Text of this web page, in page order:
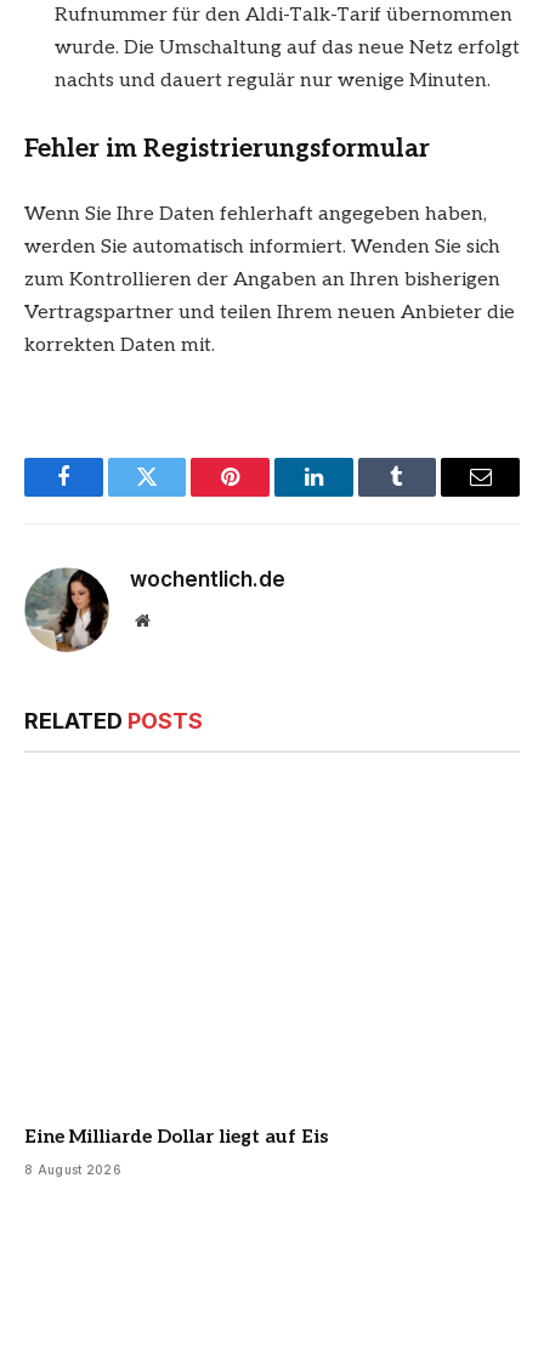
Rufnummer für den Aldi-Talk-Tarif übernommen
wurde. Die Umschaltung auf das neue Netz erfolgt
nachts und dauert regulär nur wenige Minuten.
Fehler im Registrierungsformular
Wenn Sie Ihre Daten fehlerhaft angegeben haben,
werden Sie automatisch informiert. Wenden Sie sich
zum Kontrollieren der Angaben an Ihren bisherigen
Vertragspartner und teilen Ihrem neuen Anbieter die
korrekten Daten mit.
FacebookTwitter Pinterest LinkedInTumblr Email
wochentlich.de
Website
RELATED POSTS
Eine Milliarde Dollar liegt auf Eis
8 August 2026